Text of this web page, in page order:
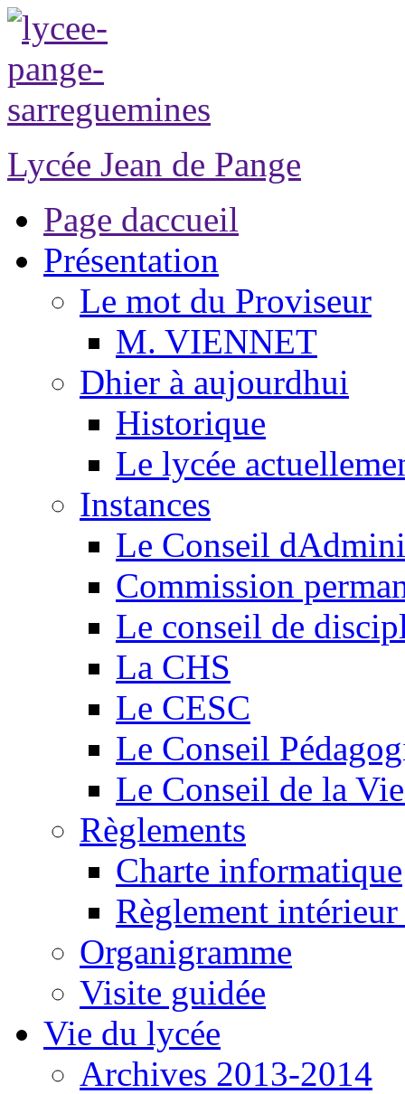
Lycée Jean de Pange
Page daccueil
Présentation
Le mot du Proviseur
M. VIENNET
Dhier à aujourdhui
Historique
Le lycée
Instances
Le Conseil
Commission
Le conseil de
La CHS
Le CESC
Le Conseil
Le Conseil de la
Règlements
Charte informatique
Règlement
Organigramme
Visite guidée
Vie du lycée
Archives 2013-2014